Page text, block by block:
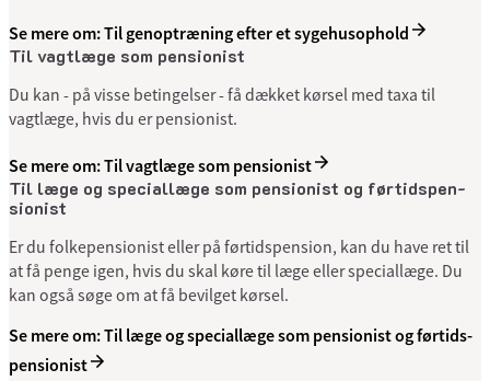
Se mere om: Til gen­op­træ­ning ef­ter et sy­ge­hus­op­hold
Til vagt­læge som pen­sio­nist
Du kan - på visse betingelser - få dækket kørsel med taxa til
vagtlæge, hvis du er pensionist.
Se mere om: Til vagt­læge som pen­sio­nist
Til læge og special­læge som pen­sio­nist og førtids­pen­
sio­nist
Er du folkepensionist eller på førtidspension, kan du have ret til
at få penge igen, hvis du skal køre til læge eller speciallæge. Du
kan også søge om at få bevilget kørsel.
Se mere om: Til læge og special­læge som pen­sio­nist og førtids­
pen­sio­nist